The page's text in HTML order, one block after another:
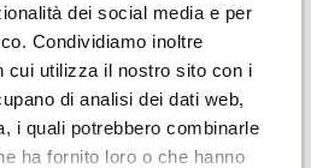
dei social media e per
Condividiamo inoltre
cui utilizza il nostro sito con i
di analisi dei dati web,
i quali potrebbero combinarle
ha fornito loro o che hanno
Protezione
dopo la scadenza della
L'estensione di
i difetti di fabbricazione dovuti
meccanici, elettrici ed